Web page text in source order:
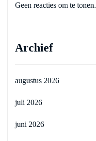
Geen reacties om te tonen.
Archief
augustus 2026
juli 2026
juni 2026